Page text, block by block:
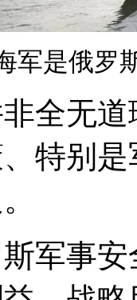
军是俄罗
全无
特别
军事